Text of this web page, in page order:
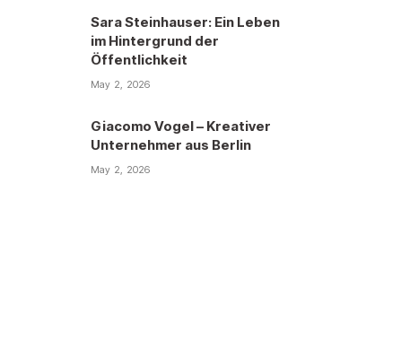
Sara Steinhauser: Ein Leben
im Hintergrund der
Öffentlichkeit
May 2, 2026
Giacomo Vogel – Kreativer
Unternehmer aus Berlin
May 2, 2026